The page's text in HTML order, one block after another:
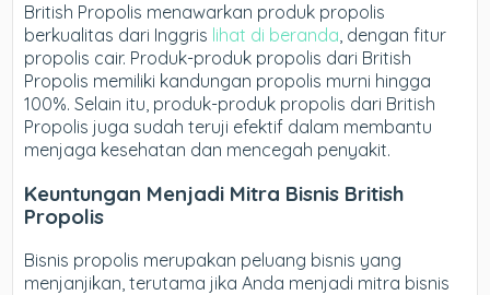
British Propolis menawarkan produk propolis
berkualitas dari Inggris lihat di beranda, dengan fitur
propolis cair. Produk-produk propolis dari British
Propolis memiliki kandungan propolis murni hingga
100%. Selain itu, produk-produk propolis dari British
Propolis juga sudah teruji efektif dalam membantu
menjaga kesehatan dan mencegah penyakit.
Keuntungan Menjadi Mitra Bisnis British
Propolis
Bisnis propolis merupakan peluang bisnis yang
menjanjikan, terutama jika Anda menjadi mitra bisnis